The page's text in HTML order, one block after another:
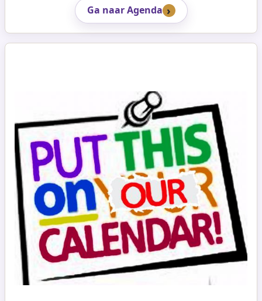
Ga naar Agenda